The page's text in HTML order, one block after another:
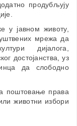
продубљују
у јавном животу,
мрежа да
дијалога,
достојанства, уз
да слободно
поштовање права
животни избори